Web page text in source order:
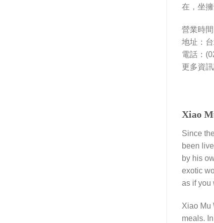
在，坐
營業時
地址：
電話：
更多資
Xiao
Since
been
by his
exotic
as if you
Xiao Mu
meals.